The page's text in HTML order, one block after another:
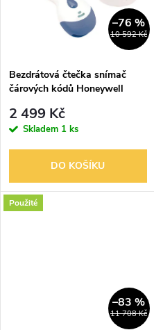
ů
10 592 Kč
–76 %
Bezdrátová čtečka snímač
čárových kódů Honeywell
(Metrologic)
2 499 Kč
Skladem 1 ks
DO KOŠÍKU
Použité
11 708 Kč
–83 %